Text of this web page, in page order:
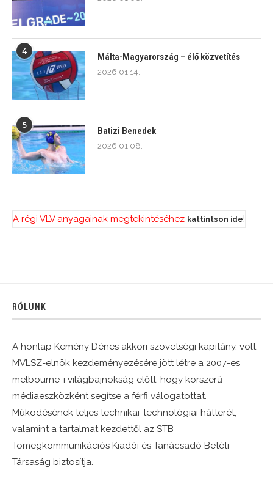
4
Málta-Magyarország – élő közvetítés
2026.01.14.
5
Batizi Benedek
2026.01.08.
A régi VLV anyagainak megtekintéséhez kattintson ide!
RÓLUNK
A honlap Kemény Dénes akkori szövetségi kapitány, volt
MVLSZ-elnök kezdeményezésére jött létre a 2007-es
melbourne-i világbajnokság előtt, hogy korszerű
médiaeszközként segítse a férfi válogatottat.
Működésének teljes technikai-technológiai hátterét,
valamint a tartalmat kezdettől az STB
Tömegkommunikációs Kiadói és Tanácsadó Betéti
Társaság biztosítja.